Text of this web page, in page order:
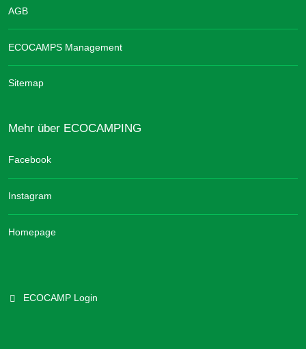
AGB
ECOCAMPS Management
Sitemap
Mehr über ECOCAMPING
Facebook
Instagram
Homepage
ECOCAMP Login